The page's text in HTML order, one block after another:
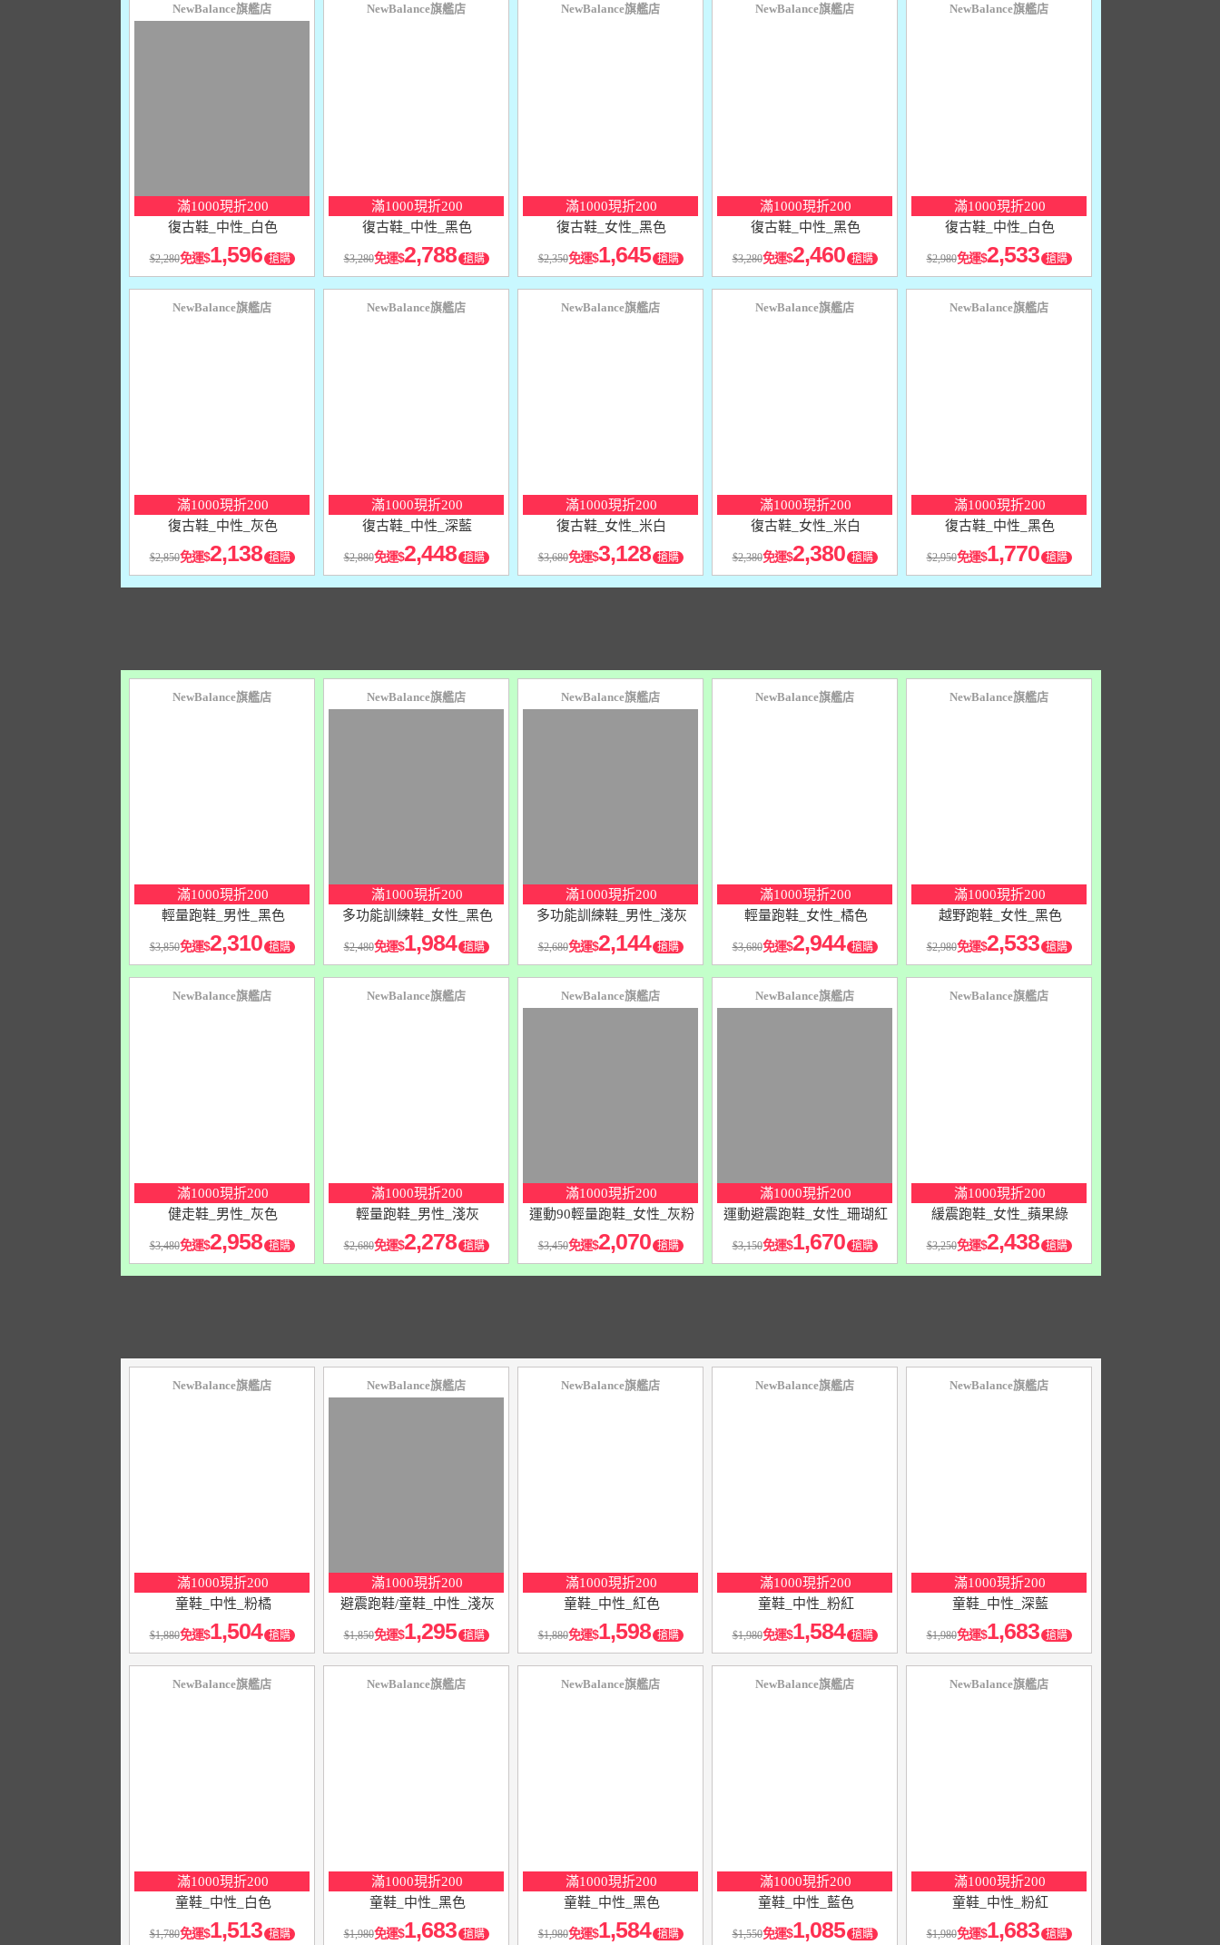
NewBalance旗艦店
滿1000現折200
復古鞋_中性_白色
2,280免運 1,596 搶購
NewBalance旗艦店
滿1000現折200
復古鞋_中性_黑色
3,280免運 2,788 搶購
NewBalance旗艦店
滿1000現折200
復古鞋_女性_黑色
2,350免運 1,645 搶購
NewBalance旗艦店
滿1000現折200
復古鞋_中性_黑色
3,280免運 2,460 搶購
NewBalance旗艦店
滿1000現折200
復古鞋_中性_白色
2,980免運 2,533 搶購
NewBalance旗艦店
滿1000現折200
復古鞋_中性_灰色
2,850免運 2,138 搶購
NewBalance旗艦店
滿1000現折200
復古鞋_中性_深藍
2,880免運 2,448 搶購
NewBalance旗艦店
滿1000現折200
復古鞋_女性_米白
3,680免運 3,128 搶購
NewBalance旗艦店
滿1000現折200
復古鞋_女性_米白
2,380免運 2,380 搶購
NewBalance旗艦店
滿1000現折200
復古鞋_中性_黑色
2,950免運 1,770 搶購
NewBalance旗艦店
滿1000現折200
輕量跑鞋_男性_黑色
3,850免運 2,310 搶購
NewBalance旗艦店
滿1000現折200
多功能訓練鞋_女性_黑色
2,480免運 1,984 搶購
NewBalance旗艦店
滿1000現折200
多功能訓練鞋_男性_淺灰
2,680免運 2,144 搶購
NewBalance旗艦店
滿1000現折200
輕量跑鞋_女性_橘色
3,680免運 2,944 搶購
NewBalance旗艦店
滿1000現折200
越野跑鞋_女性_黑色
2,980免運 2,533 搶購
NewBalance旗艦店
滿1000現折200
健走鞋_男性_灰色
3,480免運 2,958 搶購
NewBalance旗艦店
滿1000現折200
輕量跑鞋_男性_淺灰
2,680免運 2,278 搶購
NewBalance旗艦店
滿1000現折200
運動90輕量跑鞋_女性_灰粉
紅
3,450免運 2,070 搶購
NewBalance旗艦店
滿1000現折200
運動避震跑鞋_女性_珊瑚紅
3,150免運 1,670 搶購
NewBalance旗艦店
滿1000現折200
緩震跑鞋_女性_蘋果綠
3,250免運 2,438 搶購
NewBalance旗艦店
滿1000現折200
童鞋_中性_粉橘
1,880免運 1,504 搶購
NewBalance旗艦店
滿1000現折200
避震跑鞋/童鞋_中性_淺灰
1,850免運 1,295 搶購
NewBalance旗艦店
滿1000現折200
童鞋_中性_紅色
1,880免運 1,598 搶購
NewBalance旗艦店
滿1000現折200
童鞋_中性_粉紅
1,980免運 1,584 搶購
NewBalance旗艦店
滿1000現折200
童鞋_中性_深藍
1,980免運 1,683 搶購
NewBalance旗艦店
滿1000現折200
童鞋_中性_白色
1,780免運 1,513 搶購
NewBalance旗艦店
滿1000現折200
童鞋_中性_黑色
1,980免運 1,683 搶購
NewBalance旗艦店
滿1000現折200
童鞋_中性_黑色
1,980免運 1,584 搶購
NewBalance旗艦店
滿1000現折200
童鞋_中性_藍色
1,550免運 1,085 搶購
NewBalance旗艦店
滿1000現折200
童鞋_中性_粉紅
1,980免運 1,683 搶購